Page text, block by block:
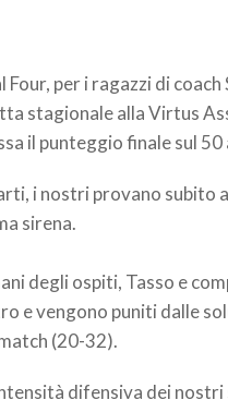
per i ragazzi di
stagionale alla Virtus
il punteggio finale sul 50
i nostri provano subito
sirena.
degli ospiti, Tasso e
e vengono puniti dalle
(20-32).
difensiva dei nostri